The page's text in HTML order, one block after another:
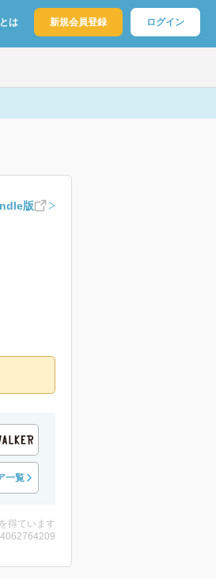
は 新規会員登録 ログイン
版
一覧
得ています